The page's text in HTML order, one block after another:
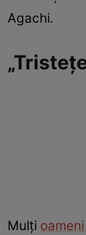
Agachi.
Mulți oameni